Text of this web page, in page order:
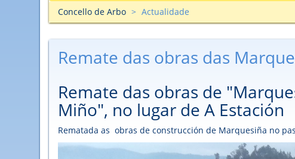
Concello de Arbo Actualidade
Remate das obras das
Remate das obras de
Miño", no lugar de A Estación
Rematada as obras de construcción de Marquesiña no